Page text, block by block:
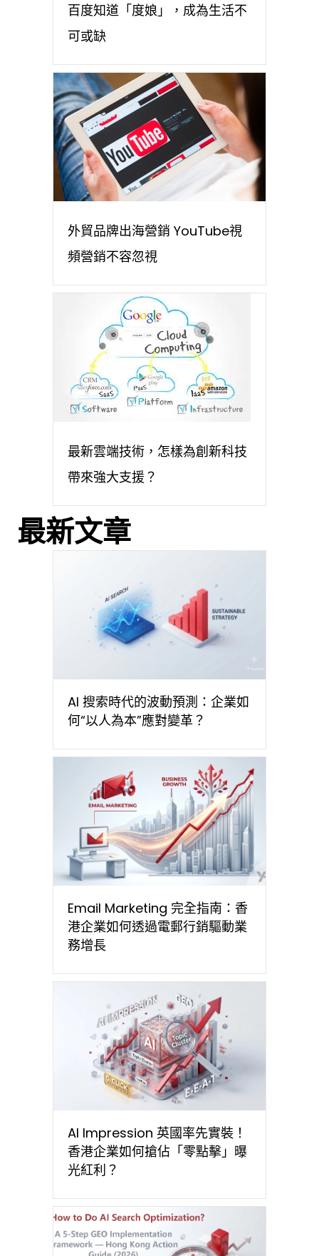
百度知道「度娘」，成為生活不
可或缺
外貿品牌出海營銷 YouTube視
頻營銷不容忽視
最新雲端技術，怎樣為創新科技
帶來強大支援？
最新文章
AI 搜索時代的波動預測：企業如
何“以人為本”應對變革？
Email Marketing 完全指南：香
港企業如何透過電郵行銷驅動業
務增長
AI Impression 英國率先實裝！
香港企業如何搶佔「零點擊」曝
光紅利？